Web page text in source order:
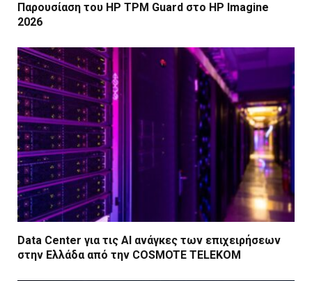
Παρουσίαση του HP TPM Guard στο HP Imagine
2026
Data Center για τις ΑΙ ανάγκες των επιχειρήσεων
στην Ελλάδα από την COSMOTE TELEKOM